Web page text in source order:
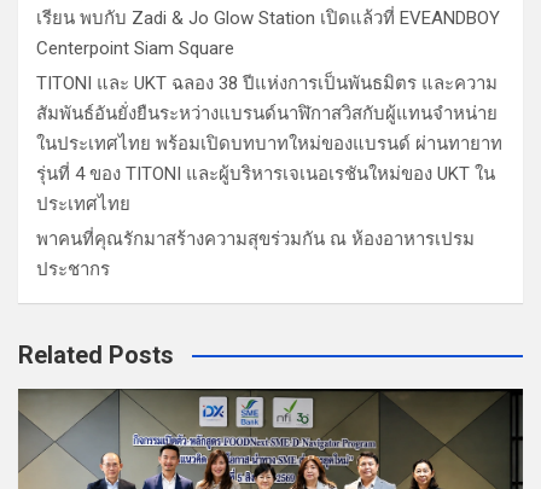
เรียน พบกับ Zadi & Jo Glow Station เปิดแล้วที่ EVEANDBOY
Centerpoint Siam Square
TITONI และ UKT ฉลอง 38 ปีแห่งการเป็นพันธมิตร และความ
สัมพันธ์อันยั่งยืนระหว่างแบรนด์นาฬิกาสวิสกับผู้แทนจำหน่าย
ในประเทศไทย พร้อมเปิดบทบาทใหม่ของแบรนด์ ผ่านทายาท
รุ่นที่ 4 ของ TITONI และผู้บริหารเจเนอเรชันใหม่ของ UKT ใน
ประเทศไทย
พาคนที่คุณรักมาสร้างความสุขร่วมกัน ณ ห้องอาหารเปรม
ประชากร
Related Posts